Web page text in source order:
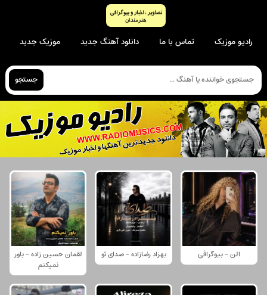
رادیو موزیک تماس با ما دانلود آهنگ جدید موزیک جدید
جستجو
الن - بیوگرافی بهزاد رضازاده - صدای تو
لقمان حسین زاده - باور
نمیکنم